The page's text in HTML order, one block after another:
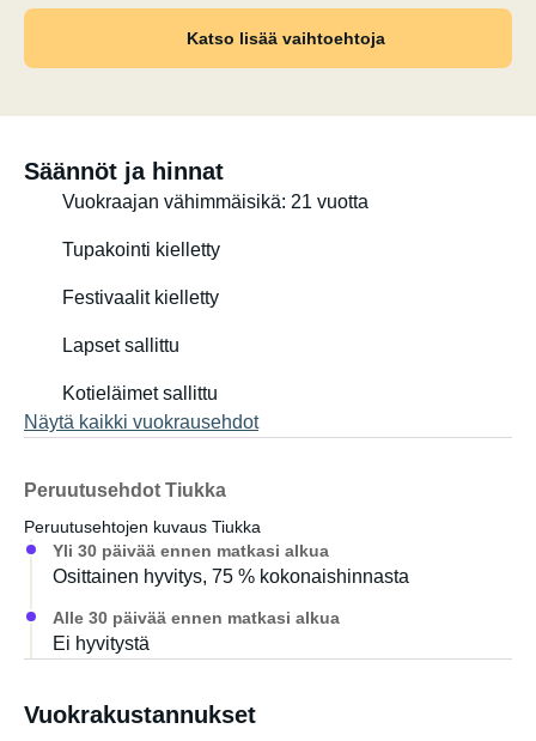
Jääkaappi: 113 litraa
Takana olevan säilytystilan mitat: 65 cm x 95 cm
Markiisi
Erillinen suihku/wc
Suuri poikittainen talli, johon pääsee sekä vasemmalta
että oikealta puolelta
Ajoneuvoa voi tarkastella 360° tästä linkki:
https://my.matterport.com/show/?m=1jkgVPTCmfE (ei
oma ajoneuvomme, mutta sama malli)
vakuutus tai sen voi varata täältä mycamper.ch-sivuston
kautta.
Katso lisää vaihtoehtoja
Säännöt ja hinnat
Vuokraajan vähimmäisikä: 21 vuotta
Tupakointi kielletty
Festivaalit kielletty
Lapset sallittu
Kotieläimet sallittu
Näytä kaikki vuokrausehdot
Peruutusehdot Tiukka
Peruutusehtojen kuvaus Tiukka
Yli 30 päivää ennen matkasi alkua
Osittainen hyvitys, 75 % kokonaishinnasta
Alle 30 päivää ennen matkasi alkua
Ei hyvitystä
Vuokrakustannukset